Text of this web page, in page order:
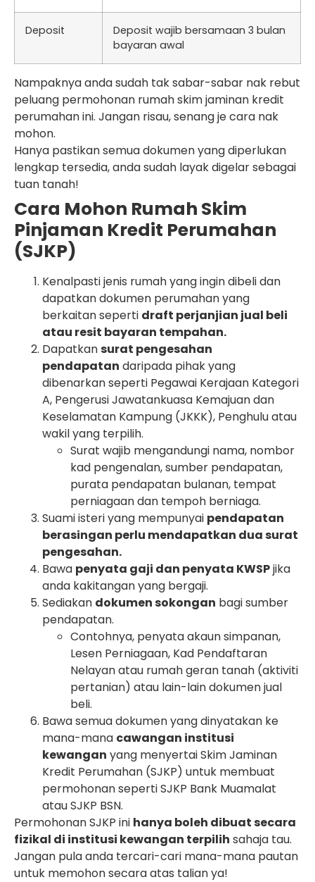
Deposit
Deposit wajib bersamaan 3 bulan
bayaran awal
Nampaknya anda sudah tak sabar-sabar nak rebut
peluang permohonan rumah skim jaminan kredit
perumahan ini. Jangan risau, senang je cara nak
mohon.
Hanya pastikan semua dokumen yang diperlukan
lengkap tersedia, anda sudah layak digelar sebagai
tuan tanah!
Cara Mohon Rumah Skim
Pinjaman Kredit Perumahan
(SJKP)
Kenalpasti jenis rumah yang ingin dibeli dan
dapatkan dokumen perumahan yang
berkaitan seperti draft perjanjian jual beli
atau resit bayaran tempahan.
Dapatkansurat pengesahan
pendapatan daripada pihak yang
dibenarkan seperti Pegawai Kerajaan Kategori
A, Pengerusi Jawatankuasa Kemajuan dan
Keselamatan Kampung (JKKK), Penghulu atau
wakil yang terpilih.
Surat wajib mengandungi nama, nombor
kad pengenalan, sumber pendapatan,
purata pendapatan bulanan, tempat
perniagaan dan tempoh berniaga.
Suami isteri yang mempunyai pendapatan
berasingan perlu mendapatkan dua surat
pengesahan.
Bawa penyata gaji dan penyata KWSPjika
anda kakitangan yang bergaji.
Sediakan dokumen sokongan bagi sumber
pendapatan.
Contohnya, penyata akaun simpanan,
Lesen Perniagaan, Kad Pendaftaran
Nelayan atau rumah geran tanah (aktiviti
pertanian) atau lain-lain dokumen jual
beli.
Bawa semua dokumen yang dinyatakan ke
mana-mana cawangan institusi
kewangan yang menyertai Skim Jaminan
Kredit Perumahan (SJKP) untuk membuat
permohonan seperti SJKP Bank Muamalat
atau SJKP BSN.
Permohonan SJKP ini hanya boleh dibuat secara
fizikal di institusi kewangan terpilih sahaja tau.
Jangan pula anda tercari-cari mana-mana pautan
untuk memohon secara atas talian ya!